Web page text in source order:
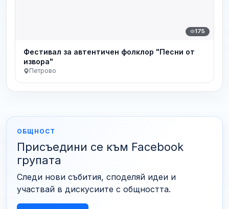
175
Фестивал за автентичен фолклор "Песни от
извора"
Петрово
ОБЩНОСТ
Присъедини се към Facebook
групата
Следи нови събития, споделяй идеи и
участвай в дискусиите с общността.